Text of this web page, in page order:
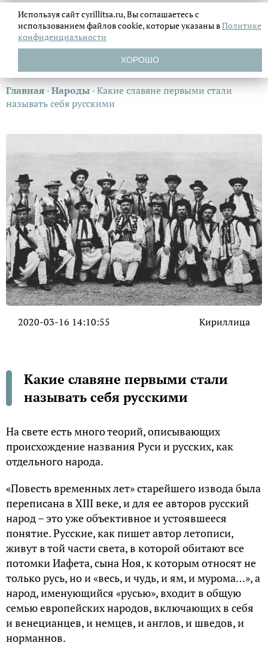
Главная ›Народы ›Какие славяне первыми стали
называть себя русскими
2020-03-16 14:10:55 Кириллица
Какие славяне первыми стали
называть себя русскими
На свете есть много теорий, описывающих
происхождение названия Руси и русских, как
отдельного народа.
«Повесть временных лет» старейшего извода была
переписана в XIII веке, и для ее авторов русский
народ – это уже объективное и устоявшееся
понятие. Русские, как пишет автор летописи,
живут в той части света, в которой обитают все
потомки Иафета, сына Ноя, к которым относят не
только русь, но и «весь, и чудь, и ям, и мурома…», а
народ, именующийся «русью», входит в общую
семью европейских народов, включающих в себя
и венецианцев, и немцев, и англов, и шведов, и
норманнов.
Используя сайт cyrillitsa.ru, Вы соглашаетесь с
использованием файловcookie, которые указаны вПолитике
конфиденциальности
ХОРОШО